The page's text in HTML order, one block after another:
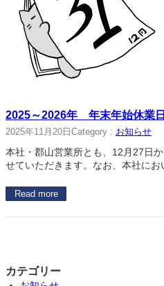
2025～2026年 年末年始休業
2025年11月20日 Category : お知らせ
本社・郡山営業所とも、12月27日
せていただきます。なお、本社にお
Read more
カテゴリー